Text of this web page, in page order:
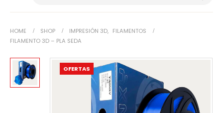
HOME SHOP IMPRESIÓN 3D, FILAMENTOS
FILAMENTO 3D – PLA SEDA
OFERTAS